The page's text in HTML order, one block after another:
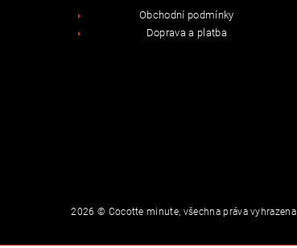
Obchodní podmínky
Doprava a platba
2026 © Cocotte minute, všechna práva vyhrazena